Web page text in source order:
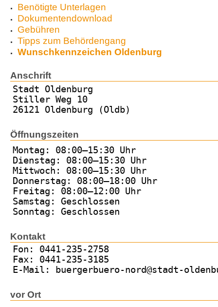
Benötigte Unterlagen
Dokumentendownload
Gebühren
Tipps zum Behördengang
Wunschkennzeichen Oldenburg
Anschrift
Stadt Oldenburg
Stiller Weg 10
26121 Oldenburg (Oldb)
Öffnungszeiten
Montag: 08:00–15:30 Uhr
Dienstag: 08:00–15:30 Uhr
Mittwoch: 08:00–15:30 Uhr
Donnerstag: 08:00–18:00 Uhr
Freitag: 08:00–12:00 Uhr
Samstag: Geschlossen
Sonntag: Geschlossen
Kontakt
Fon: 0441-235-2758
Fax: 0441-235-3185
E-Mail: buergerbuero-nord@stadt-
vor Ort